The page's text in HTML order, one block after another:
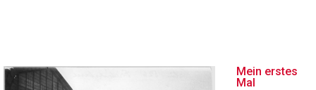
Mein erstes
Mal